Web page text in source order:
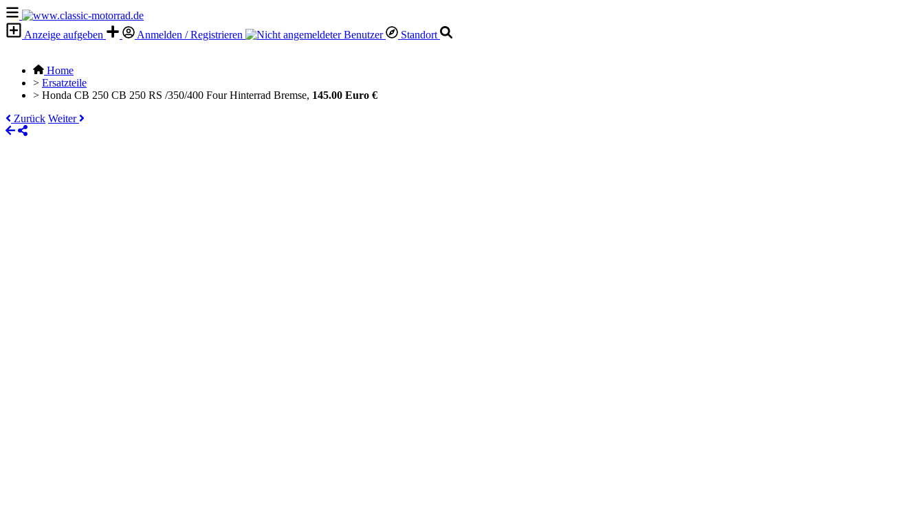
Anzeige aufgeben Anmelden / Registrieren Standort
Home
> Ersatzteile
> Honda CB 250 CB 250 RS /350/400 Four Hinterrad Bremse, 145.00 Euro €
Zurück Weiter